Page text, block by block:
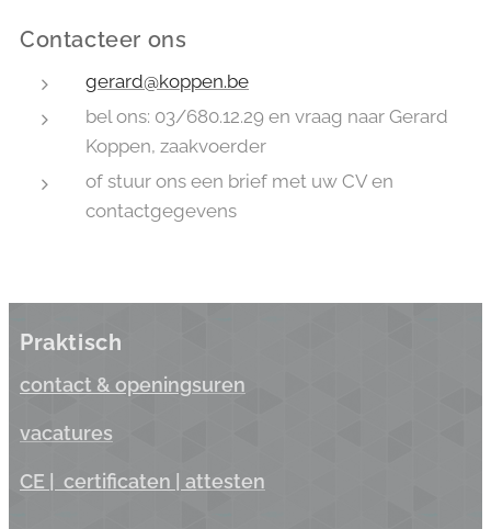
Contacteer ons
gerard@koppen.be
bel ons: 03/680.12.29 en vraag naar Gerard
Koppen, zaakvoerder
of stuur ons een brief met uw CV en
contactgegevens
Praktisch
contact & openingsuren
vacatures
CE | certificaten | attesten